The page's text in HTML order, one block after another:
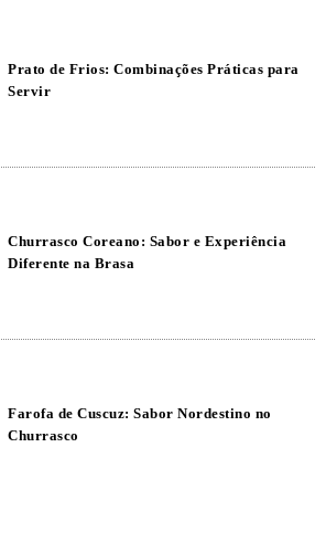
Prato de Frios: Combinações Práticas para
Servir
Churrasco Coreano: Sabor e Experiência
Diferente na Brasa
Farofa de Cuscuz: Sabor Nordestino no
Churrasco